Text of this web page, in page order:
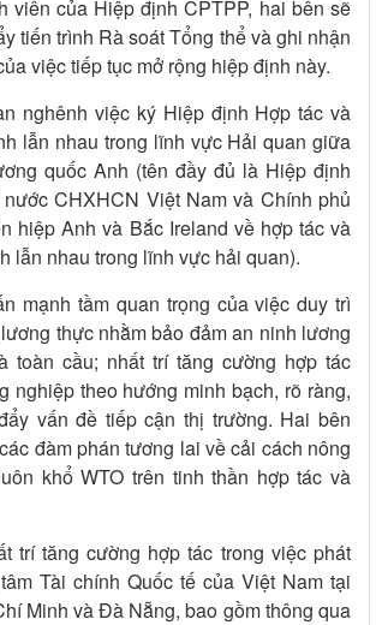
viên của Hiệp định CPTPP, hai bên sẽ
tiến trình Rà soát Tổng thể và ghi nhận
việc tiếp tục mở rộng hiệp định này.
nghênh việc ký Hiệp định Hợp tác và
lẫn nhau trong lĩnh vực Hải quan giữa
quốc Anh (tên đầy đủ là Hiệp định
CHXHCN Việt Nam và Chính phủ
hiệp Anh và Bắc Ireland về hợp tác và
lẫn nhau trong lĩnh vực hải quan).
mạnh tầm quan trọng của việc duy trì
thực nhằm bảo đảm an ninh lương
toàn cầu; nhất trí tăng cường hợp tác
nghiệp theo hướng minh bạch, rõ ràng,
vấn đề tiếp cận thị trường. Hai bên
đàm phán tương lai về cải cách nông
khổ WTO trên tinh thần hợp tác và
trí tăng cường hợp tác trong việc phát
Tài chính Quốc tế của Việt Nam tại
Minh và Đà Nẵng, bao gồm thông qua